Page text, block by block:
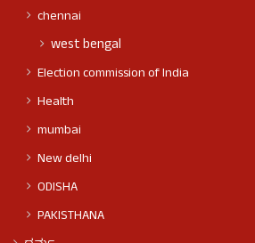
chennai
west bengal
Election commission of India
Health
mumbai
New delhi
ODISHA
PAKISTHANA